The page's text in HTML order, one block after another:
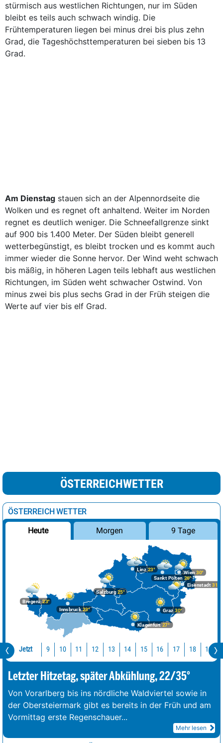
stürmisch aus westlichen Richtungen, nur im Süden
bleibt es teils auch schwach windig. Die
Frühtemperaturen liegen bei minus drei bis plus zehn
Grad, die Tageshöchsttemperaturen bei sieben bis 13
Grad.
Am Dienstag stauen sich an der Alpennordseite die
Wolken und es regnet oft anhaltend. Weiter im Norden
regnet es deutlich weniger. Die Schneefallgrenze sinkt
auf 900 bis 1.400 Meter. Der Süden bleibt generell
wetterbegünstigt, es bleibt trocken und es kommt auch
immer wieder die Sonne hervor. Der Wind weht schwach
bis mäßig, in höheren Lagen teils lebhaft aus westlichen
Richtungen, im Süden weht schwacher Ostwind. Von
minus zwei bis plus sechs Grad in der Früh steigen die
Werte auf vier bis elf Grad.
ÖSTERREICHWETTER
ÖSTERREICH WETTER
Heute Morgen 9 Tage
Bregenz23°
Graz30°
Innsbruck23°
Klagenfurt 27°
Linz23°
Salzburg25°
Wien 30°
Eisenstadt 31°
Sankt Pölten 26°
Jetzt 9 10 11 12 13 14 15 16 17 18 19
Letzter Hitzetag, später Abkühlung, 22/35°
Von Vorarlberg bis ins nördliche Waldviertel sowie in
der Obersteiermark gibt es bereits in der Früh und am
Vormittag erste Regenschauer...
Mehr lesen